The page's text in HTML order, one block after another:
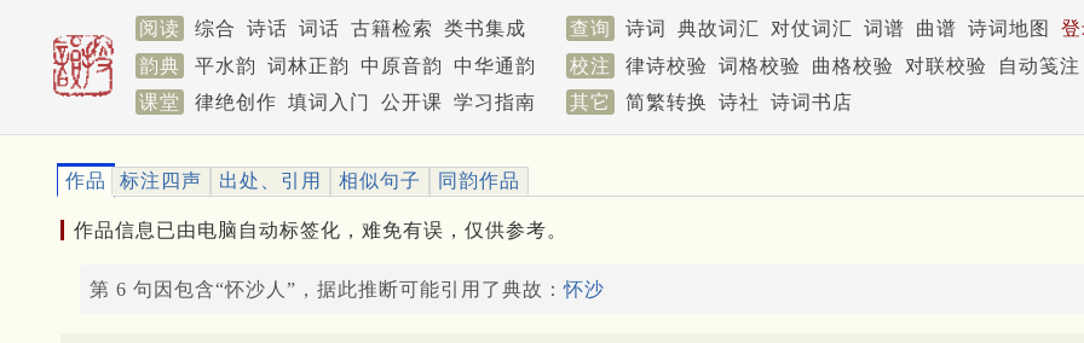
阅读 综合 诗话 词话 古籍检索 类书集成 查询 诗词 典故词汇 对仗词汇 词谱 曲谱 诗词地图
韵典
平水韵 词林正韵 中原音韵 中华通韵 校注 律诗校验 词格校验 曲格校验 对联校验
自动笺注
课堂
律绝创作 填词入门 公开课 学习指南 其它 简繁转换 诗社 诗词书店
作品 标注四声 出处、引用 相似句子 同韵作品
作品信息已由电脑自动标签化，难免有误，仅供参考。
第 6 句因包含“怀沙人”，据此推断可能引用了典故：怀沙